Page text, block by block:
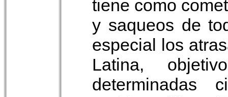
tiene como
y saqueos de
especial los
Latina,
determinadas